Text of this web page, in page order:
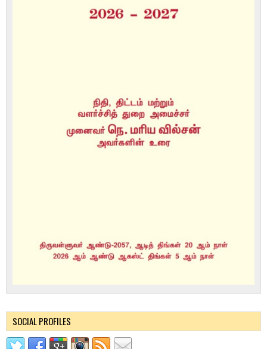
SOCIAL PROFILES